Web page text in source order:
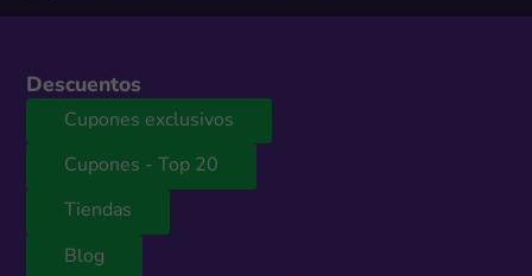
Descuentos
Cupones exclusivos
Cupones - Top 20
Tiendas
Blog